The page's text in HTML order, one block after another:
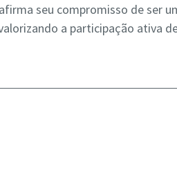
seu compromisso de ser
a participação ativa